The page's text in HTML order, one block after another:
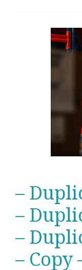
–
–
–
– Copy